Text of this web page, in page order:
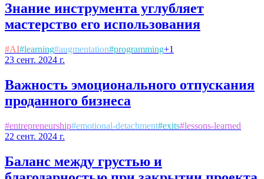
Знание инструмента углубляет
мастерство его использования
#AI#learning#augmentation#programming+1
23 сент. 2024 г.
Важность эмоционального отпускания
проданного бизнеса
#entrepreneurship#emotional-detachment#exits#lessons-learned
22 сент. 2024 г.
Баланс между грустью и